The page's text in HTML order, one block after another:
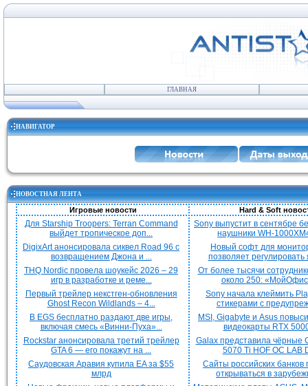
ГЛАВНАЯ
НАВИГАТОР
НОВОСТНАЯ ЛЕНТА
Игровые новости Hard & Soft
Для Starship Troopers: Terran Command
выйдет тропическое доп...
DigixArt анонсировала сиквел Road 96 с
возвращением Джона и ...
THQ Nordic провела шоукейс 2026 – 29
игр в разработке и реме...
Первый трейлер некстген-обновления
Ghost Recon Wildlands – 4...
В EGS бесплатно раздают две игры,
включая смесь «Винни-Пуха»...
Rockstar анонсировала третий трейлер
GTA 6 — его покажут на ...
Саудовская Аравия купила EA за $55
млрд
Sony выпустит в сентябре
наушники WH-
Новый софт для
позволяет регулировать
От более тысячи
около 250:
Sony начала клеймить
стикерами с
MSI, Gigabyte и Asus
видеокарты RTX
Galax представила чёрные
5070 Ti HOF OC LAB
Сайты российских банков
открываться в